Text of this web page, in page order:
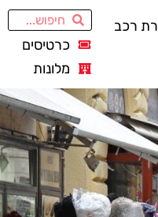
רכב
כרטיסים
מלונות